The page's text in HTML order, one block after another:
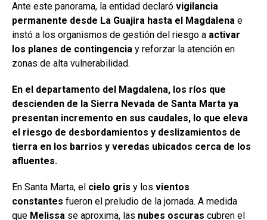
Ante este panorama, la entidad declaró vigilancia
permanente desde La Guajira hasta el Magdalena e
instó a los organismos de gestión del riesgo a activar
los planes de contingencia y reforzar la atención en
zonas de alta vulnerabilidad.
En el departamento del Magdalena, los ríos que
descienden de la Sierra Nevada de Santa Marta ya
presentan incremento en sus caudales, lo que eleva
el riesgo de desbordamientos y deslizamientos de
tierra en los barrios y veredas ubicados cerca de los
afluentes.
En Santa Marta, el cielo gris y los vientos
constantes fueron el preludio de la jornada. A medida
que Melissa se aproxima, las nubes oscuras cubren el